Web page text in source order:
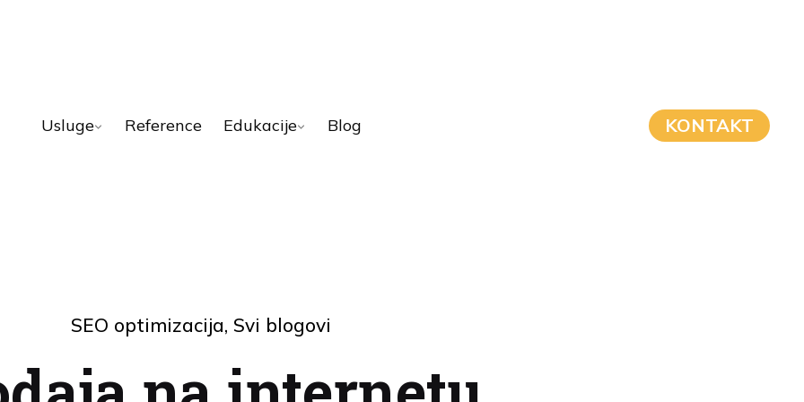
Usluge Reference Edukacije Blog KONTAKT
SEO optimizacija Svi blogovi